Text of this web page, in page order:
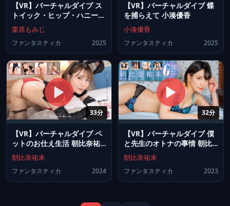
【VR】バーチャルダイブ ス
トイック・ヒップ・ハニー
栗原もみじ
栗原もみじ
ファンタスティカ 2025
【VR】バーチャルダイブ 蝶
を捕らえて 小湊優香
小湊優香
ファンタスティカ 2025
33分
【VR】バーチャルダイブ ペ
ットのお仕え生活 朝比奈祐
未
朝比奈祐未
ファンタスティカ 2024
32分
【VR】バーチャルダイブ 僕
と先生のオトナの事情 朝比
奈祐未
朝比奈祐未
ファンタスティカ 2023